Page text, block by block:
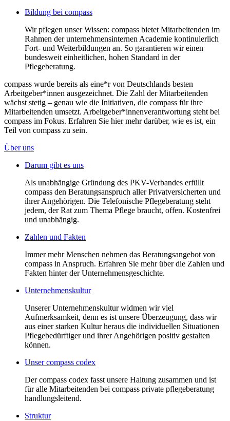
Bildung bei compass
Wir pflegen unser Wissen: compass bietet Mitarbeitenden im
Rahmen der unternehmensinternen Academie kontinuierlich
Fort- und Weiterbildungen an. So garantieren wir einen
bundesweit einheitlichen, hohen Standard in der
Pflegeberatung.
compass wurde bereits als eine*r von Deutschlands besten
Arbeitgeber*innen ausgezeichnet. Die Zahl der Mitarbeitenden
wächst stetig – genau wie die Initiativen, die compass für ihre
Mitarbeitenden umsetzt. Arbeitgeber*innenverantwortung steht bei
compass im Fokus. Erfahren Sie hier mehr darüber, wie es ist, ein
Teil von compass zu sein.
Über uns
Darum gibt es uns
Als unabhängige Gründung des PKV-Verbandes erfüllt
compass den Beratungsanspruch aller Privatversicherten und
ihrer Angehörigen. Die Telefonische Pflegeberatung steht
jedem, der Rat zum Thema Pflege braucht, offen. Kostenfrei
und unabhängig.
Zahlen und Fakten
Immer mehr Menschen nehmen das Beratungsangebot von
compass in Anspruch. Erfahren Sie mehr über die Zahlen und
Fakten hinter der Unternehmensgeschichte.
Unternehmenskultur
Unserer Unternehmenskultur widmen wir viel
Aufmerksamkeit, denn es ist unsere Überzeugung, dass wir
aus einer starken Kultur heraus die individuellen Situationen
Pflegebedürftiger und ihrer Angehörigen positiv gestalten
können.
Unser compass codex
Der compass codex fasst unsere Haltung zusammen und ist
für alle Mitarbeitenden bei compass private pflegeberatung
handlungsleitend.
Struktur